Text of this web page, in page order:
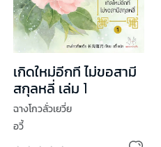
เกิดใหม่อีกที ไม่ขอสามี
สกุลหลี่ เล่ม 1
ฉางโกวลั่วเยวี่ย
อวี้